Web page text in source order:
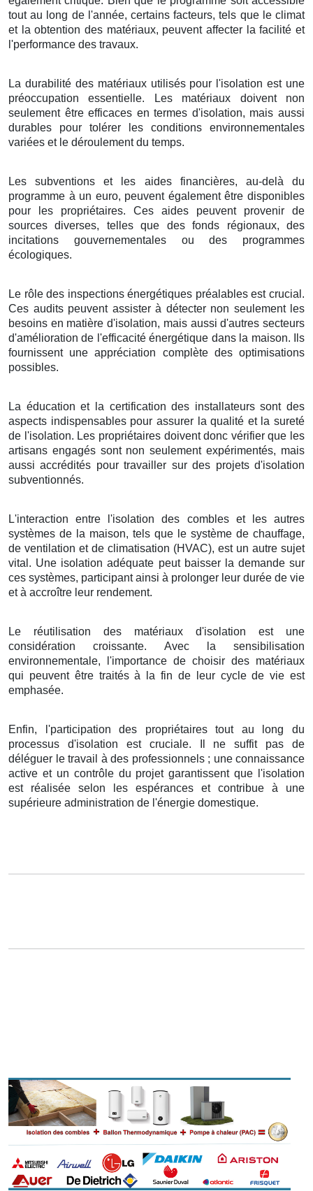
tout au long de l'année, certains facteurs, tels que le climat
et la obtention des matériaux, peuvent affecter la facilité et
l'performance des travaux.
La durabilité des matériaux utilisés pour l'isolation est une
préoccupation essentielle. Les matériaux doivent non
seulement être efficaces en termes d'isolation, mais aussi
durables pour tolérer les conditions environnementales
variées et le déroulement du temps.
Les subventions et les aides financières, au-delà du
programme à un euro, peuvent également être disponibles
pour les propriétaires. Ces aides peuvent provenir de
sources diverses, telles que des fonds régionaux, des
incitations gouvernementales ou des programmes
écologiques.
Le rôle des inspections énergétiques préalables est crucial.
Ces audits peuvent assister à détecter non seulement les
besoins en matière d'isolation, mais aussi d'autres secteurs
d'amélioration de l'efficacité énergétique dans la maison. Ils
fournissent une appréciation complète des optimisations
possibles.
La éducation et la certification des installateurs sont des
aspects indispensables pour assurer la qualité et la sureté
de l'isolation. Les propriétaires doivent donc vérifier que les
artisans engagés sont non seulement expérimentés, mais
aussi accrédités pour travailler sur des projets d'isolation
subventionnés.
L'interaction entre l'isolation des combles et les autres
systèmes de la maison, tels que le système de chauffage,
de ventilation et de climatisation (HVAC), est un autre sujet
vital. Une isolation adéquate peut baisser la demande sur
ces systèmes, participant ainsi à prolonger leur durée de vie
et à accroître leur rendement.
Le réutilisation des matériaux d'isolation est une
considération croissante. Avec la sensibilisation
environnementale, l'importance de choisir des matériaux
qui peuvent être traités à la fin de leur cycle de vie est
emphasée.
Enfin, l'participation des propriétaires tout au long du
processus d'isolation est cruciale. Il ne suffit pas de
déléguer le travail à des professionnels ; une connaissance
active et un contrôle du projet garantissent que l'isolation
est réalisée selon les espérances et contribue à une
supérieure administration de l'énergie domestique.